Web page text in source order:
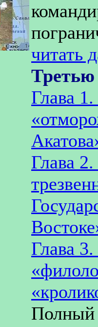
читать
Глава
Глава
Глава
Полный